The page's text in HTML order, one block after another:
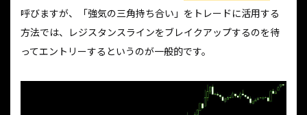
呼びますが、「強気の三角持ち合い」をトレードに活用する
方法では、レジスタンスラインをブレイクアップするのを待
ってエントリーするというのが一般的です。